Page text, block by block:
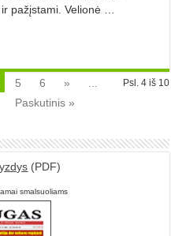
pažįstami. Velionė …
Psl. 4 iš 10
5 6 »
Paskutinis »
(PDF)
smalsuoliams